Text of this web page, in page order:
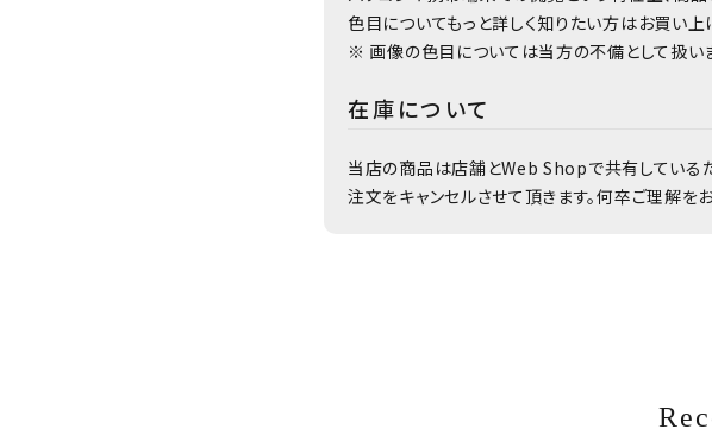
色目についてもっと詳しく知りたい方はお買い
※ 画像の色目については当方の不備として扱い
在庫について
当店の商品は店舗とWeb Shopで共有している
注文をキャンセルさせて頂きます。何卒ご理解を